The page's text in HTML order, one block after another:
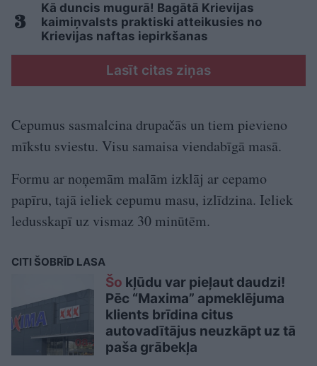
Kā duncis mugurā! Bagātā Krievijas
kaimiņvalsts praktiski atteikusies no
Krievijas naftas iepirkšanas
Lasīt citas ziņas
Cepumus sasmalcina drupačās un tiem pievieno
mīkstu sviestu. Visu samaisa viendabīgā masā.
Formu ar noņemām malām izklāj ar cepamo
papīru, tajā ieliek cepumu masu, izlīdzina. Ieliek
ledusskapī uz vismaz 30 minūtēm.
CITI ŠOBRĪD LASA
Šo kļūdu var pieļaut daudzi!
Pēc “Maxima” apmeklējuma
klients brīdina citus
autovadītājus neuzkāpt uz tā
paša grābekļa